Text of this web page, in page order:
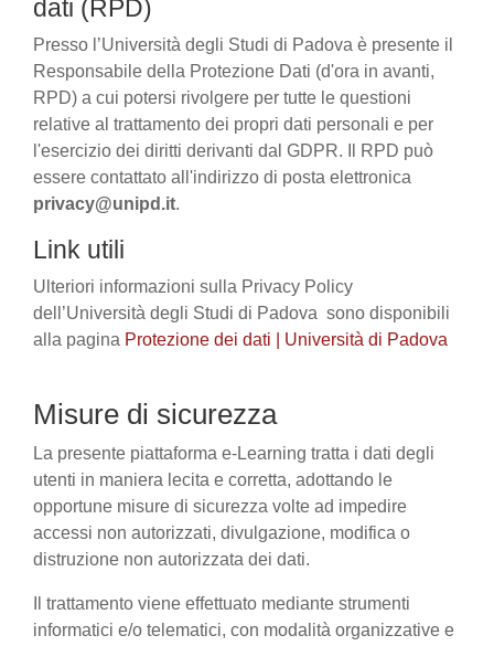
dati (RPD)
Presso l’Università degli Studi di Padova è presente il
Responsabile della Protezione Dati (d'ora in avanti,
RPD) a cui potersi rivolgere per tutte le questioni
relative al trattamento dei propri dati personali e per
l'esercizio dei diritti derivanti dal GDPR. Il RPD può
essere contattato all'indirizzo di posta elettronica
privacy@unipd.it.
Link utili
Ulteriori informazioni sulla Privacy Policy
dell’Università degli Studi di Padova sono disponibili
alla pagina Protezione dei dati | Università di Padova
Misure di sicurezza
La presente piattaforma e-Learning tratta i dati degli
utenti in maniera lecita e corretta, adottando le
opportune misure di sicurezza volte ad impedire
accessi non autorizzati, divulgazione, modifica o
distruzione non autorizzata dei dati.
Il trattamento viene effettuato mediante strumenti
informatici e/o telematici, con modalità organizzative e